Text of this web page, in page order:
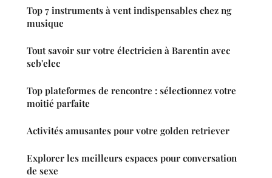
Top 7 instruments à vent indispensables chez ng
musique
Tout savoir sur votre électricien à Barentin avec
seb'elec
Top plateformes de rencontre : sélectionnez votre
moitié parfaite
Activités amusantes pour votre golden retriever
Explorer les meilleurs espaces pour conversation
de sexe